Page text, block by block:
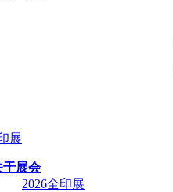
展
于展会
2026全印展